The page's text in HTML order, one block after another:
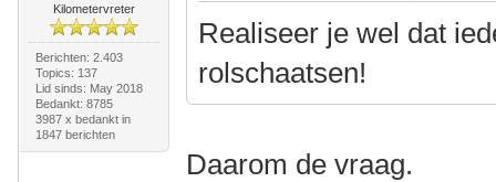
Kilometervreter
Berichten: 2.403
Topics: 137
Lid sinds: May 2018
Bedankt: 8785
3987 x bedankt in
1847 berichten
Realiseer je wel dat
rolschaatsen!
Daarom de vraag.